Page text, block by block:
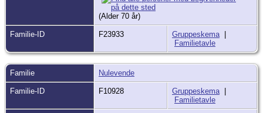
(Alder 70 år)
Familie-ID F23933 Gruppeskema|
Familietavle
Familie Nulevende
Familie-ID F10928 Gruppeskema|
Familietavle